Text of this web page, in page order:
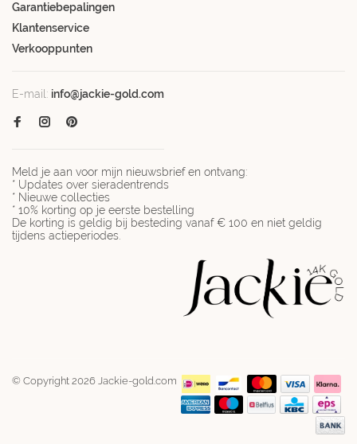
Garantiebepalingen
Klantenservice
Verkooppunten
E-mail: info@jackie-gold.com
Meld je aan voor mijn nieuwsbrief en ontvang:
* Updates over sieradentrends
* Nieuwe collecties
* 10% korting op je eerste bestelling
De korting is geldig bij besteding vanaf € 100 en niet geldig
tijdens actieperiodes.
© Copyright 2026 Jackie-gold.com